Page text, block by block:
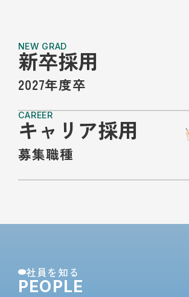
NEW GRAD
新卒採用
2027年度卒
CAREER
キャリア採用
募集職種
社員を知る
PEOPLE